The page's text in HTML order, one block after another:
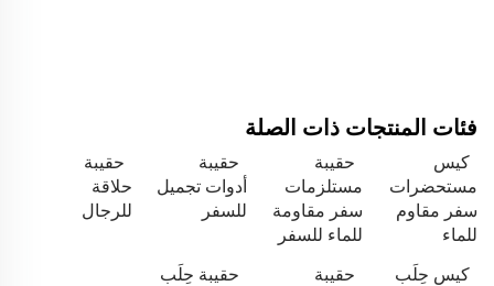
فئات المنتجات ذات الصلة
كيس
مستحضرات
سفر مقاوم
للماء
حقيبة
مستلزمات
سفر مقاومة
للماء للسفر
حقيبة
أدوات تجميل
للسفر
حقيبة
حلاقة
للرجال
كيس حِلَب
حقيبة
حقيبة حِلَب